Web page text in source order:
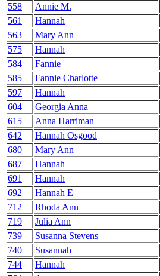
558
Annie M.
561
Hannah
563
Mary Ann
575
Hannah
584
Fannie
585
Fannie Charlotte
597
Hannah
604
Georgia Anna
615
Anna Harriman
642
Hannah Osgood
680
Mary Ann
687
Hannah
691
Hannah
692
Hannah E
712
Rhoda Ann
719
Julia Ann
739
Susanna Stevens
740
Susannah
744
Hannah